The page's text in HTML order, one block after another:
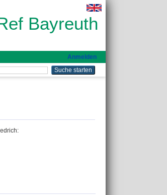
Bayreuth
Anmelden
: